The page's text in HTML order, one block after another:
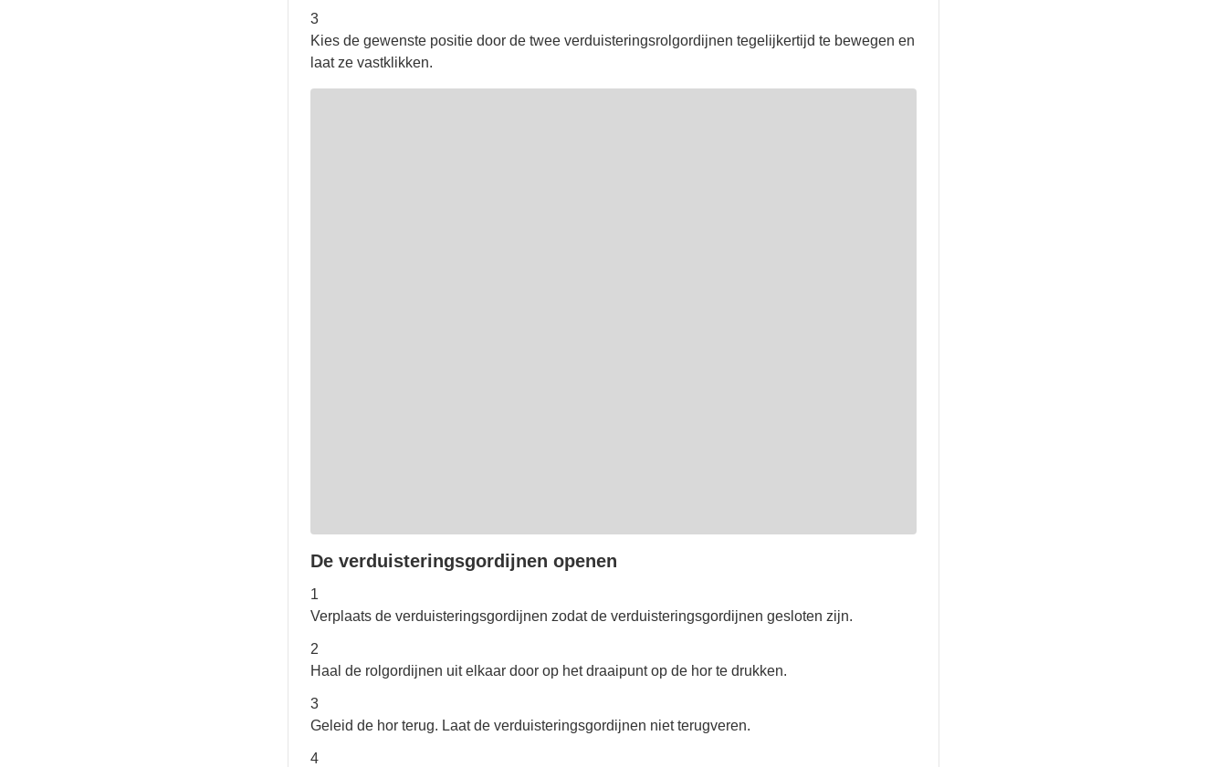
3
Kies de gewenste positie door de twee verduisteringsrolgordijnen tegelijkertijd te bewegen en
laat ze vastklikken.
De verduisteringsgordijnen openen
1
Verplaats de verduisteringsgordijnen zodat de verduisteringsgordijnen gesloten zijn.
2
Haal de rolgordijnen uit elkaar door op het draaipunt op de hor te drukken.
3
Geleid de hor terug. Laat de verduisteringsgordijnen niet terugveren.
4